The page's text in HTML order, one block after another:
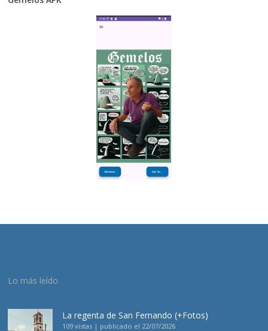
Lo más leído
La regenta de San Fernando (+Fotos)
109 vistas | publicado el 22/07/2026